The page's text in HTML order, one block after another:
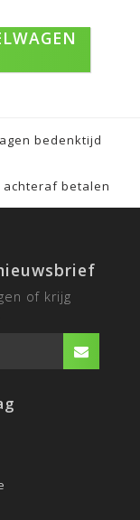
bedenktijd
achteraf betalen
of krijg